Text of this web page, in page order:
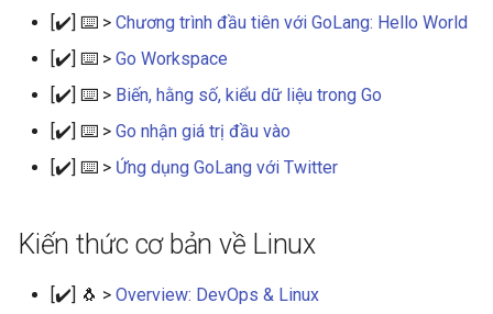
[✔️] ⌨️ > Chương trình đầu tiên với GoLang: Hello World
[✔️] ⌨️ > Go Workspace
[✔️] ⌨️ > Biến, hằng số, kiểu dữ liệu trong Go
[✔️] ⌨️ > Go nhận giá trị đầu vào
[✔️] ⌨️ > Ứng dụng GoLang với Twitter
Kiến thức cơ bản về Linux
[✔️] 🐧 > Overview: DevOps & Linux